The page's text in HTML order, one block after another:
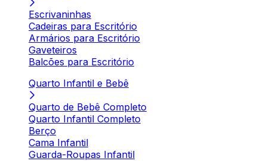
Escrivaninhas
Cadeiras para Escritório
Armários para Escritório
Gaveteiros
Balcões para Escritório
Quarto Infantil e Bebê
Quarto de Bebê Completo
Quarto Infantil Completo
Berço
Cama Infantil
Guarda-Roupas Infantil